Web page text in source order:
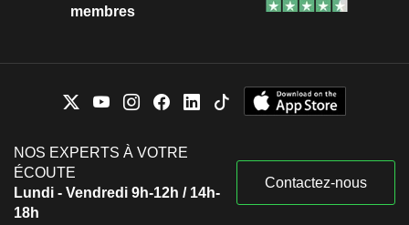
membres
NOS EXPERTS À VOTRE
ÉCOUTE
Lundi - Vendredi 9h-12h / 14h-
18h
Contactez-nous